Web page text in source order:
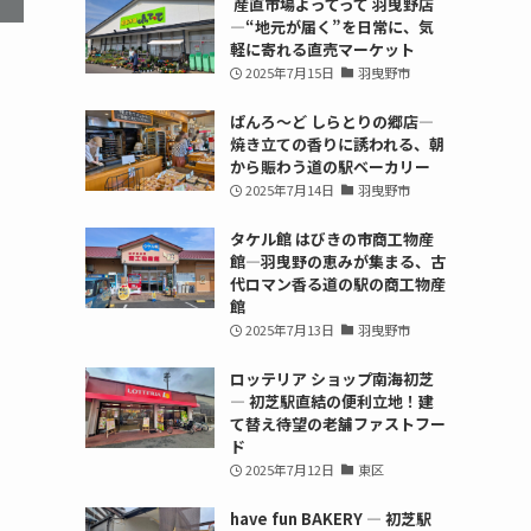
—“地元が届く”を日常に、気
軽に寄れる直売マーケット
2025年7月15日 羽曳野市
ぱんろ〜ど しらとりの郷店—
焼き立ての香りに誘われる、朝
から賑わう道の駅ベーカリー
2025年7月14日 羽曳野市
タケル館 はびきの市商工物産
館—羽曳野の恵みが集まる、古
代ロマン香る道の駅の商工物産
館
2025年7月13日 羽曳野市
ロッテリア ショップ南海初芝
— 初芝駅直結の便利立地！建
て替え待望の老舗ファストフー
ド
2025年7月12日 東区
have fun BAKERY — 初芝駅